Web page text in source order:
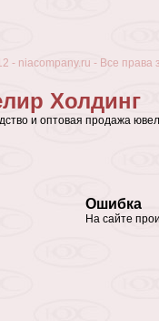
- niacompany.ru - Все
Холдинг
и оптовая продажа
Ошибка
На сайте